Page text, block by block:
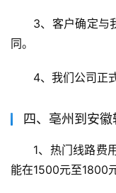
3、客户确定与
同。
4、我们公司正
四、亳州到安
1、热门线路费
能在1500元至1800